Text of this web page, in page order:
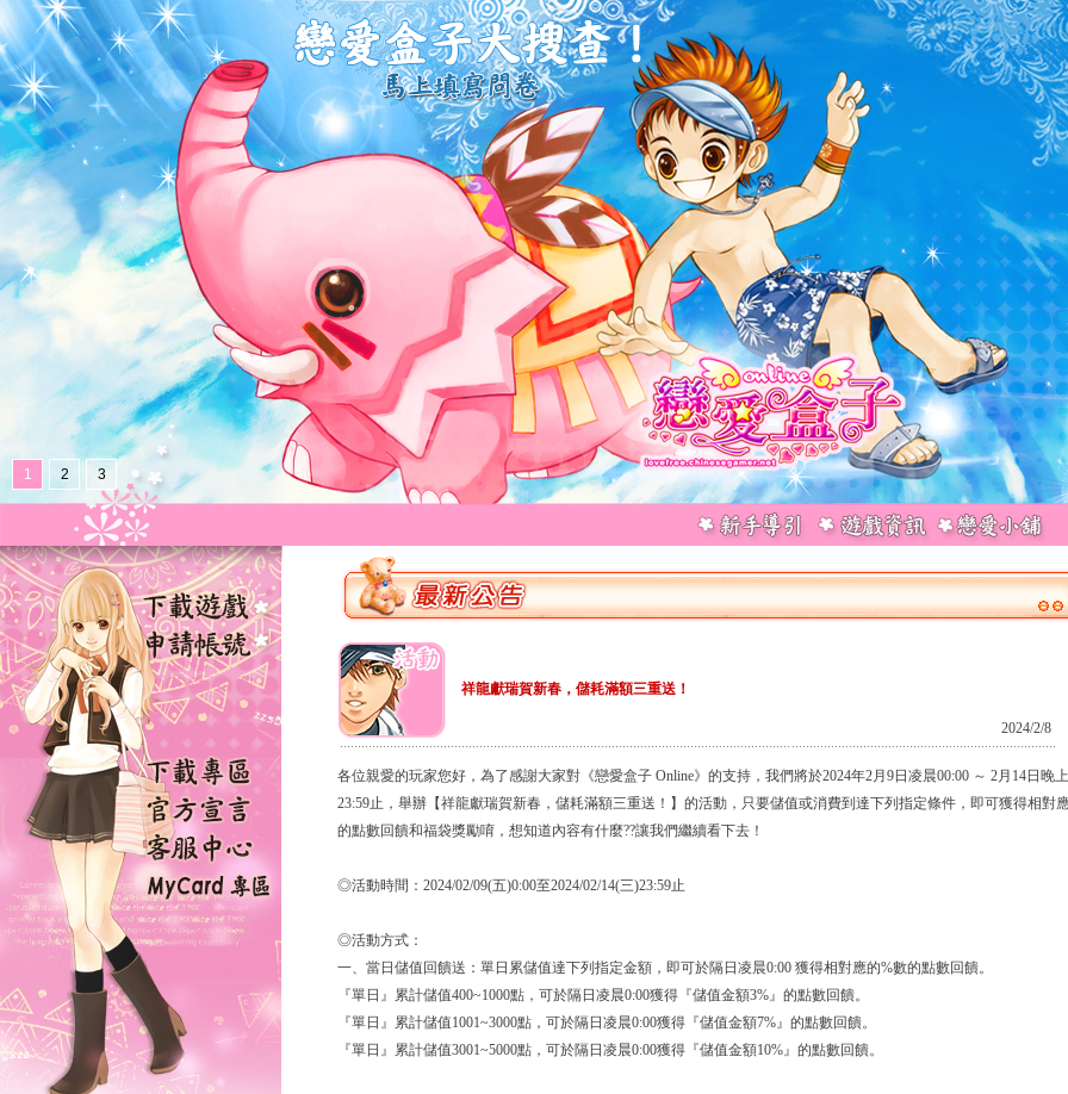
1 2 3
祥龍獻瑞賀新春，儲耗滿額三重送！
2024/2/8
各位親愛的玩家您好，為了感謝大家對《戀愛盒子 Online》的支持，我們將於2024年2月9日凌晨00:00 ～ 2月14日晚上
23:59止，舉辦【祥龍獻瑞賀新春，儲耗滿額三重送！】的活動，只要儲值或消費到達下列指定條件，即可獲得相對
的點數回饋和福袋獎勵唷，想知道內容有什麼??讓我們繼續看下去！
◎活動時間：2024/02/09(五)0:00至2024/02/14(三)23:59止
◎活動方式：
一、當日儲值回饋送：單日累儲值達下列指定金額，即可於隔日凌晨0:00 獲得相對應的%數的點數回饋。
『單日』累計儲值400~1000點，可於隔日凌晨0:00獲得『儲值金額3%』的點數回饋。
『單日』累計儲值1001~3000點，可於隔日凌晨0:00獲得『儲值金額7%』的點數回饋。
『單日』累計儲值3001~5000點，可於隔日凌晨0:00獲得『儲值金額10%』的點數回饋。